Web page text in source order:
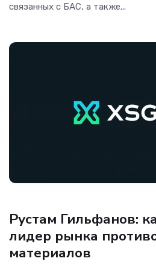
связанных с БАС, а также...
Рустам Гильфанов:
лидер рынка
материалов